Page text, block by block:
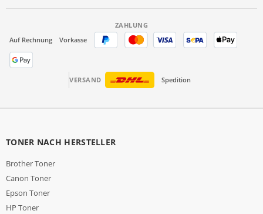
ZAHLUNG
Auf Rechnung
Vorkasse
VERSAND Spedition
TONER NACH HERSTELLER
Brother Toner
Canon Toner
Epson Toner
HP Toner